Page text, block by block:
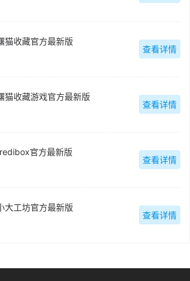
猫收藏官方最新版
查看详情
猫收藏游戏官方最新版
查看详情
官方最新版
查看详情
大工坊官方最新版
查看详情